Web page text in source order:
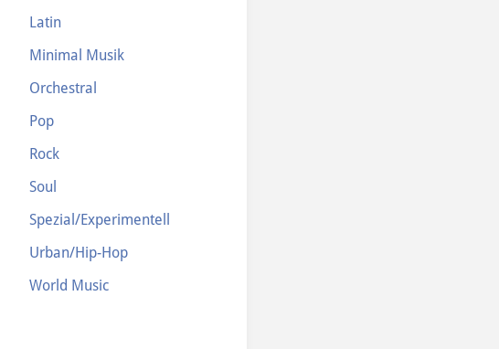
Latin
Minimal Musik
Orchestral
Pop
Rock
Soul
Spezial/Experimentell
Urban/Hip-Hop
World Music